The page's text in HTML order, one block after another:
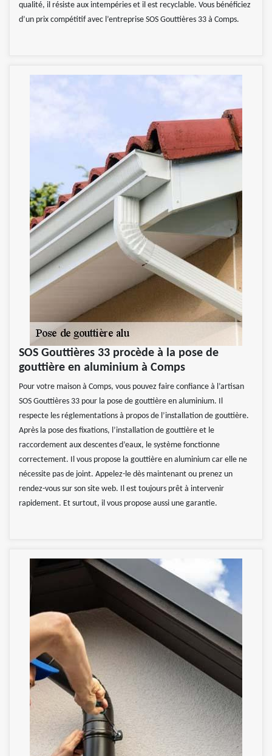
qualité, il résiste aux intempéries et il est recyclable. Vous bénéficiez
d’un prix compétitif avec l’entreprise SOS Gouttières 33 à Comps.
SOS Gouttières 33 procède à la pose de
gouttière en aluminium à Comps
Pour votre maison à Comps, vous pouvez faire confiance à l’artisan
SOS Gouttières 33 pour la pose de gouttière en aluminium. Il
respecte les réglementations à propos de l’installation de gouttière.
Après la pose des fixations, l’installation de gouttière et le
raccordement aux descentes d’eaux, le système fonctionne
correctement. Il vous propose la gouttière en aluminium car elle ne
nécessite pas de joint. Appelez-le dès maintenant ou prenez un
rendez-vous sur son site web. Il est toujours prêt à intervenir
rapidement. Et surtout, il vous propose aussi une garantie.